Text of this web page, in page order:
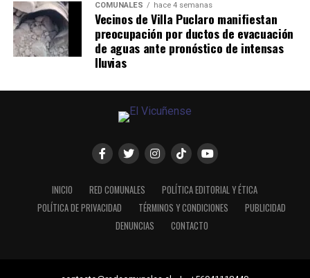
COMUNALES hace 4 semanas
Vecinos de Villa Puclaro manifiestan
preocupación por ductos de evacuación
de aguas ante pronóstico de intensas
lluvias
INICIO RED COMUNALES
POLÍTICA EDITORIAL Y ÉTICA
POLÍTICA DE PRIVACIDAD
TÉRMINOS Y CONDICIONES
PUBLICIDAD
DENUNCIAS
CONTACTO